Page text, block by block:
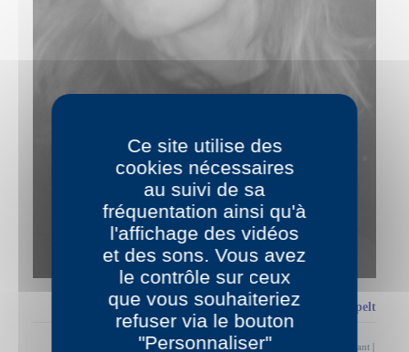
L'atelier de Suzanne Doppelt
Billet précédent| Tous les billets Billet suivant |
Ce site utilise des
cookies nécessaires
au suivi de sa
fréquentation ainsi qu'à
l'affichage des vidéos
et des sons. Vous avez
le contrôle sur ceux
que vous souhaiteriez
refuser via le bouton
"Personnaliser"